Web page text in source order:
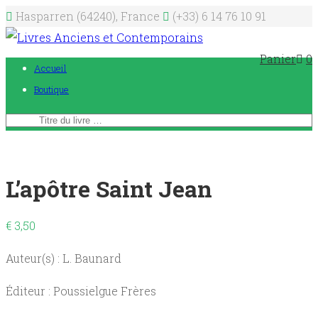
Hasparren (64240), France (+33) 6 14 76 10 91
Panier 0
Accueil
Boutique
L’apôtre Saint Jean
€ 3,50
Auteur(s) : L. Baunard
Éditeur : Poussielgue Frères